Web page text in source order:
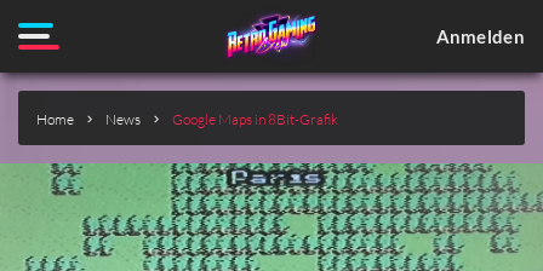
Anmelden
Home News Google Maps in 8Bit-Grafik